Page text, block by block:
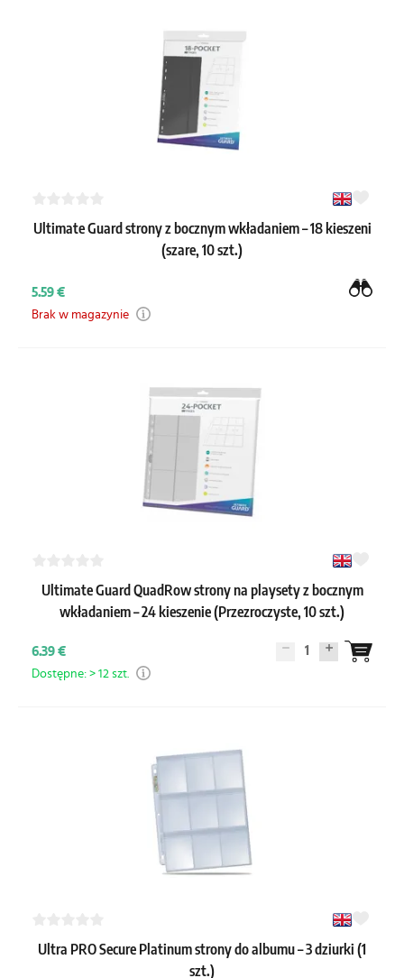
Ultimate Guard strony z bocznym wkładaniem – 18 kieszeni
(szare, 10 szt.)
5.59 €
Brak w magazynie
Ultimate Guard QuadRow strony na playsety z bocznym
wkładaniem – 24 kieszenie (Przezroczyste, 10 szt.)
6.39 € 1
Dostępne: > 12 szt.
Ultra PRO Secure Platinum strony do albumu – 3 dziurki (1
szt.)